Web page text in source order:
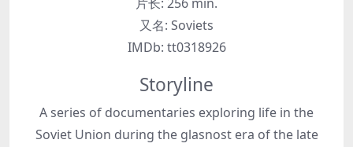
又名: Soviets
IMDb: tt0318926
Storyline
A series of documentaries exploring life in the
Soviet Union during the glasnost era of the late